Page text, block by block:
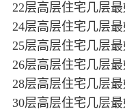
22层高层住宅几层最
24层高层住宅几层最
25层高层住宅几层最
26层高层住宅几层最
28层高层住宅几层最
30层高层住宅几层最